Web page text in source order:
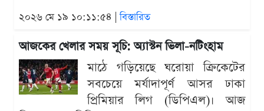
২০২৬ মে ১৯ ১০:১১:৫৪ |বিস্তারিত
আজকের খেলার সময় সূচি: অ্যাস্টন ভিলা-নটিংহাম
মাঠে গড়িয়েছে ঘরোয়া ক্রিকেটের
সবচেয়ে মর্যাদাপূর্ণ আসর ঢাকা
প্রিমিয়ার লিগ (ডিপিএল)। আজ